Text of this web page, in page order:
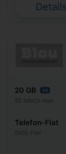
Details
20 GB 5G
50 Mbit/s max.
Telefon-Flat
SMS-Flat